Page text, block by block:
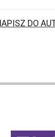
DO